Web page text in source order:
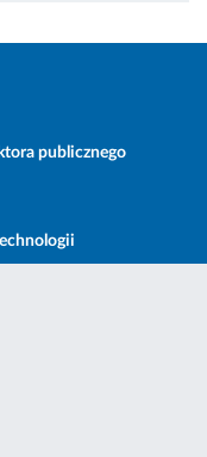
publicznego